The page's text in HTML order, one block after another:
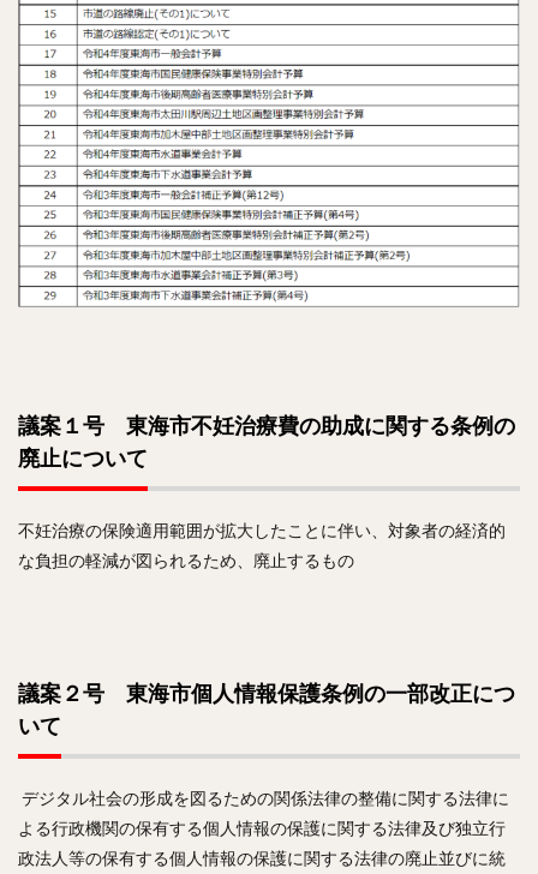
議案１号 東海市不妊治療費の助成に関する条例の
廃止について
不妊治療の保険適用範囲が拡大したことに伴い、対象者の経済的
な負担の軽減が図られるため、廃止するもの
議案２号 東海市個人情報保護条例の一部改正につ
いて
デジタル社会の形成を図るための関係法律の整備に関する法律に
よる行政機関の保有する個人情報の保護に関する法律及び独立行
政法人等の保有する個人情報の保護に関する法律の廃止並びに統